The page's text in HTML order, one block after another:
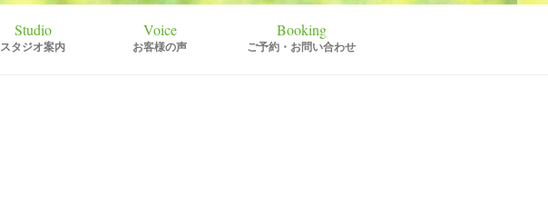
スタジオ案内 お客様の声 ご予約・お問い合わせ